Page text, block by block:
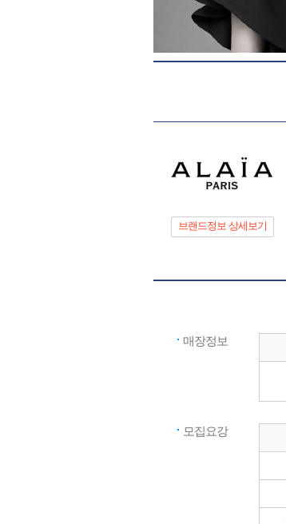
브랜드정보 상세보기
매장정보
모집요강